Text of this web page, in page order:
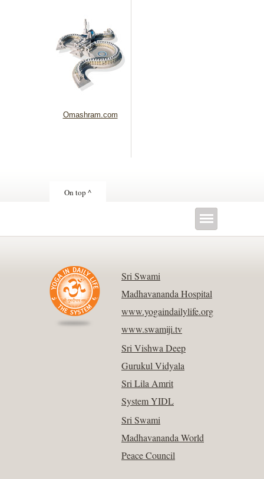
Omashram.com
On top ^
Sri Swami
Madhavananda Hospital
www.yogaindailylife.org
www.swamiji.tv
Sri Vishwa Deep
Gurukul Vidyala
Sri Lila Amrit
System YIDL
Sri Swami
Madhavananda World
Peace Council